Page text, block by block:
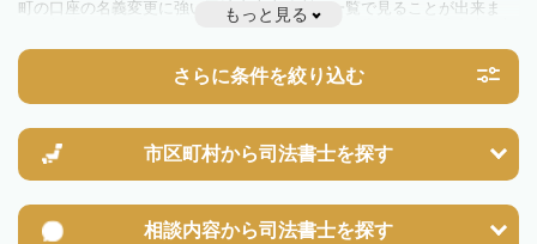
町の口座の名義変更に強い司法書士事務所を一覧で見ることが出来ま
す。相続のトラブルやお悩みを抱えている方は一度近隣の司法書士に相
もっと見る
さらに条件を絞り込む
市区町村から司法書士を探す
相談内容から司法書士を探す